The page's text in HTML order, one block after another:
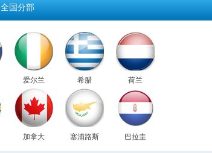
全国分部
爱尔兰 希腊 荷兰
加拿大 塞浦路斯 巴拉圭